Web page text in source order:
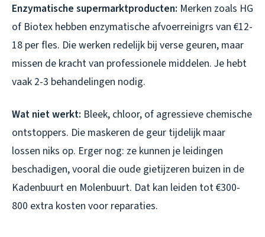
Enzymatische supermarktproducten: Merken zoals HG
of Biotex hebben enzymatische afvoerreinigrs van €12-
18 per fles. Die werken redelijk bij verse geuren, maar
missen de kracht van professionele middelen. Je hebt
vaak 2-3 behandelingen nodig.
Wat niet werkt: Bleek, chloor, of agressieve chemische
ontstoppers. Die maskeren de geur tijdelijk maar
lossen niks op. Erger nog: ze kunnen je leidingen
beschadigen, vooral die oude gietijzeren buizen in de
Kadenbuurt en Molenbuurt. Dat kan leiden tot €300-
800 extra kosten voor reparaties.